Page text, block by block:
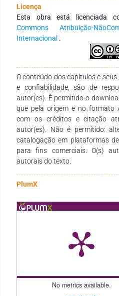
fortalecer a integração entre
quanto no exterior, por
comprometidas com a
da educação. Para isso,
disseminação do
Expressamos nossa
empenho, comprometimento
finalização desta obra.
um recurso didático-
necessidades de estudantes,
ensino e demais interessados
Licença
Esta obra está licenciada
Commons Atribuição-
Internacional .
O conteúdo dos capítulos e
e confiabilidade, são de
autor(es). É permitido o
que pela origem e no formato
com os créditos e citação
autor(es). Não é permitido:
catalogação em plataformas
para fins comerciais. O(s)
autorais do texto.
PlumX
No metrics available.